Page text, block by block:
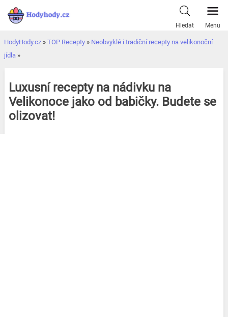
Přeskočit
Hledat Menu
HodyHody.cz » TOP Recepty » Neobvyklé i tradiční recepty na velikonoční
jídla »
Luxusní recepty na nádivku na
Velikonoce jako od babičky. Budete se
olizovat!